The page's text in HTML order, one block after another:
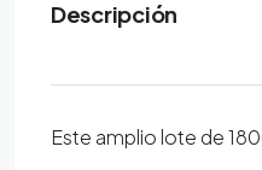
Descripción
Este amplio lote de